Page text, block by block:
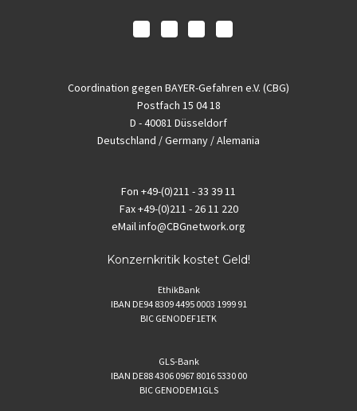
Coordination gegen BAYER-Gefahren e.V. (CBG)
Postfach 15 04 18
D - 40081 Düsseldorf
Deutschland / Germany / Alemania
Fon +49-(0)211 - 33 39 11
Fax+49-(0)211 - 26 11 220
eMailinfo@CBGnetwork.org
Konzernkritik kostet Geld!
EthikBank
IBAN DE94 8309 4495 0003 1999 91
BIC GENODEF1ETK
GLS-Bank
IBAN DE88 4306 0967 8016 5330 00
BIC GENODEM1GLS